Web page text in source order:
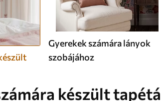
Gyerekek számára lányok
szobájához
készült tapétá